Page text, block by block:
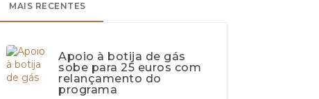
MAIS RECENTES
Apoio à botija de gás
sobe para 25 euros com
relançamento do
programa